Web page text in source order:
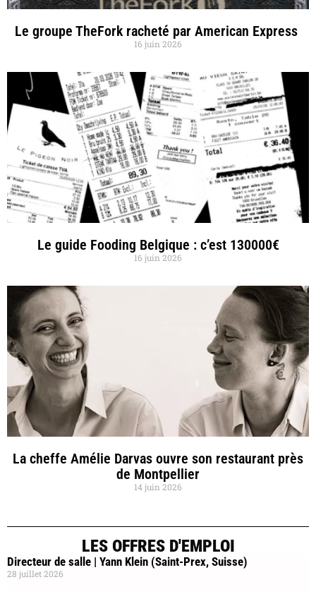
Le groupe TheFork racheté par American Express
16 juin 2026
Le guide Fooding Belgique : c’est 130000€
16 juin 2026
La cheffe Amélie Darvas ouvre son restaurant près
de Montpellier
14 juin 2026
LES OFFRES D'EMPLOI
Directeur de salle | Yann Klein (Saint-Prex, Suisse)
28 juillet 2026